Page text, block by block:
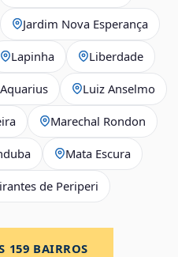
Jardim Nova Esperança
Lapinha Liberdade
Luiz Anselmo
Marechal Rondon
Mata Escura
de Periperi
159 BAIRROS